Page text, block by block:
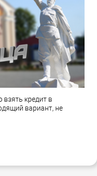
взять кредит в
вариант, не